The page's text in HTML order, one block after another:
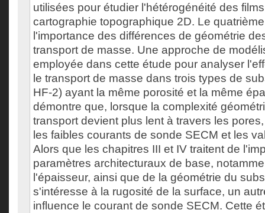
utilisées pour étudier l'hétérogénéité des
cartographie topographique 2D. Le
l'importance des différences de géométrie
transport de masse. Une approche de
employée dans cette étude pour analyser
le transport de masse dans trois types de
HF-2) ayant la même porosité et la même
démontre que, lorsque la complexité
transport devient plus lent à travers les
les faibles courants de sonde SECM et les
Alors que les chapitres III et IV traitent de
paramètres architecturaux de base,
l'épaisseur, ainsi que de la géométrie du
s'intéresse à la rugosité de la surface, un
influence le courant de sonde SECM. Cette